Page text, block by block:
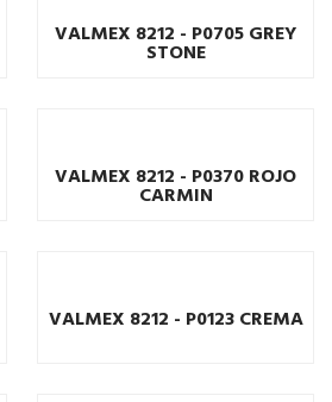
VALMEX 8212 - P0705 GREY
STONE
VALMEX 8212 - P0370 ROJO
CARMIN
VALMEX 8212 - P0123 CREMA